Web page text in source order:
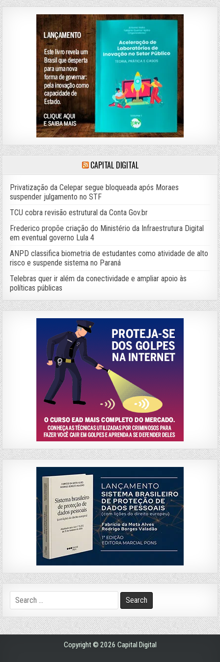
CAPITAL DIGITAL
Privatização da Celepar segue bloqueada após Moraes
suspender julgamento no STF
TCU cobra revisão estrutural da Conta Gov.br
Frederico propõe criação do Ministério da Infraestrutura Digital
em eventual governo Lula 4
ANPD classifica biometria de estudantes como atividade de alto
risco e suspende sistema no Paraná
Telebras quer ir além da conectividade e ampliar apoio às
políticas públicas
Search
for:
Copyright © 2026 Capital Digital